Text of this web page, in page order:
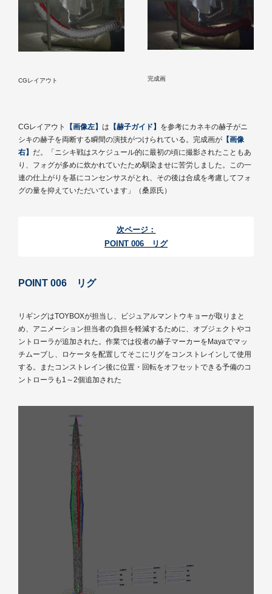
CGレイアウト 完成画
CGレイアウト 【画像左】 は 【赫子ガイド】 を参考にカネキの赫子がニ
シキの赫子を両断する瞬間の演技がつけられている。完成画が 【画像
右】 だ。「ニシキ戦はスケジュール的に最初の頃に撮影されたこともあ
り、フォグが多めに炊かれていたため馴染ませに苦労しました。この一
連の仕上がりを基にコンセンサスがとれ、その後は合成を考慮してフォ
グの量を抑えていただいています」（桑原氏）
次ページ：
POINT 006 リグ
POINT 006 リグ
リギングはTOYBOXが担当し、ビジュアルマントウキョーが取りまと
め、アニメーション担当者の負担を軽減するために、オブジェクトやコ
ントローラが追加された。作業では役者の赫子マーカーをMayaでマッ
チムーブし、ロケータを配置してそこにリグをコンストレインして使用
する。またコンストレイン後に位置・回転をオフセットできる予備のコ
ントローラも1～2個追加された